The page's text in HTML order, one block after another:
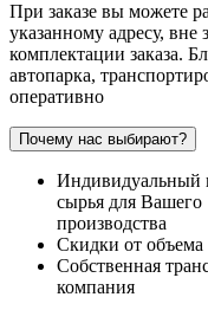
При заказе вы можете
указанному адресу, вне
комплектации заказа.
автопарка,
оперативно
Почему нас выбирают?
Индивидуальный
сырья для Вашего
производства
Скидки от объема
Собственная
компания